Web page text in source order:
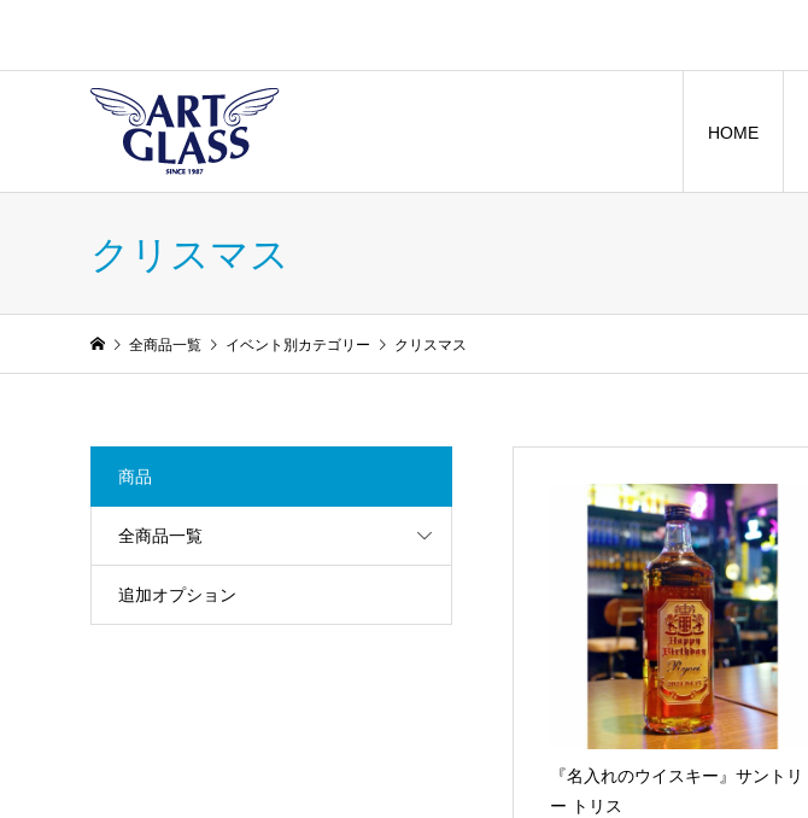
HOME
クリスマス
全商品一覧 イベント別カテゴリー クリスマス
『名入れのウイスキー』サントリ
ー トリス
商品
全商品一覧
追加オプション